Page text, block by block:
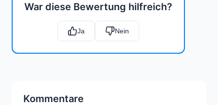
War diese Bewertung hilfreich?
Ja Nein
Kommentare